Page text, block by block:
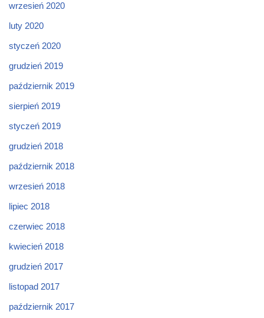
wrzesień 2020
luty 2020
styczeń 2020
grudzień 2019
październik 2019
sierpień 2019
styczeń 2019
grudzień 2018
październik 2018
wrzesień 2018
lipiec 2018
czerwiec 2018
kwiecień 2018
grudzień 2017
listopad 2017
październik 2017